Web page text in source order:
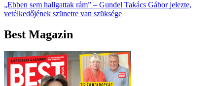
„Ebben sem hallgattak rám” – Gundel Takács Gábor jelezte,
vetélkedőjének szünetre van szüksége
Best Magazin